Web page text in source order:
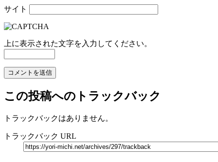
サイト
上に表示された文字を入力してください。
この投稿へのトラックバック
トラックバックはありません。
トラックバック URL